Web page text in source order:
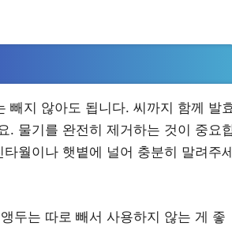
빼지 않아도 됩니다. 씨까지 함께 발
. 물기를 완전히 제거하는 것이 중요
월이나 햇볕에 널어 충분히 말려주세
두는 따로 빼서 사용하지 않는 게 좋